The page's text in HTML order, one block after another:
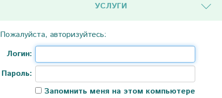
УСЛУГИ
Пожалуйста, авторизуйтесь:
Логин:
Пароль:
Запомнить меня на этом компьютере